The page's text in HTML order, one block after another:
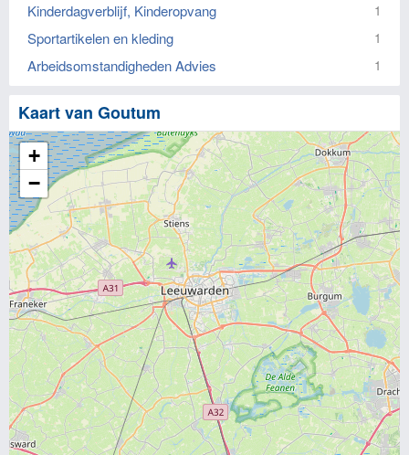
Kinderdagverblijf, Kinderopvang 1
Sportartikelen en kleding 1
Arbeidsomstandigheden Advies 1
Kaart van Goutum
+
−